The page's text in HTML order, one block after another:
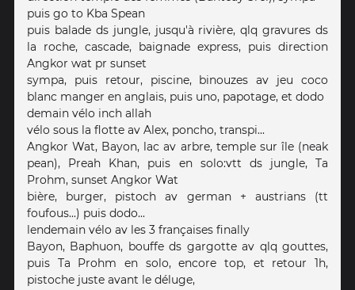
puis go to Kba Spean
puis balade ds jungle, jusqu'à rivière, qlq gravures ds
la roche, cascade, baignade express, puis direction
Angkor wat pr sunset
sympa, puis retour, piscine, binouzes av jeu coco
blanc manger en anglais, puis uno, papotage, et dodo
demain vélo inch allah
vélo sous la flotte av Alex, poncho, transpi...
Angkor Wat, Bayon, lac av arbre, temple sur île (neak
pean), Preah Khan, puis en solo:vtt ds jungle, Ta
Prohm, sunset Angkor Wat
bière, burger, pistoch av german + austrians (tt
foufous...) puis dodo...
lendemain vélo av les 3 françaises finally
Bayon, Baphuon, bouffe ds gargotte av qlq gouttes,
puis Ta Prohm en solo, encore top, et retour 1h,
pistoche juste avant le déluge,